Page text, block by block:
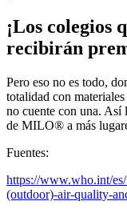
¡Los colegios
recibirán
Pero eso no es todo,
totalidad con
no cuente con una. Así
de MILO® a más
Fuentes:
https://www.who.int/
(outdoor)-air-quality-